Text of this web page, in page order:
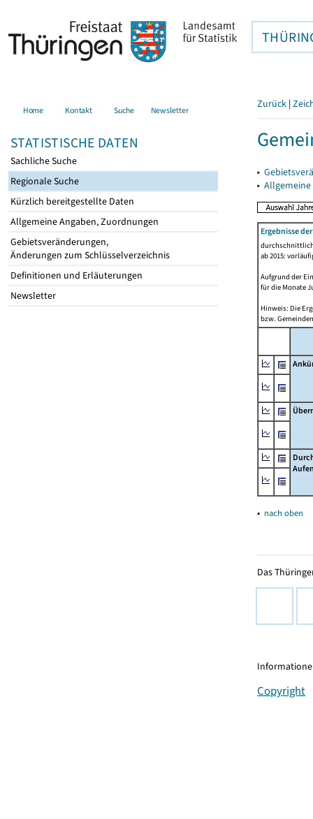
Home Kontakt Suche Newsletter
STATISTISCHE DATEN
Sachliche Suche
Regionale Suche
Kürzlich bereitgestellte Daten
Allgemeine Angaben, Zuordnungen
Gebietsveränderungen,
Änderungen zum Schlüsselverzeichnis
Definitionen und Erläuterungen
Newsletter
Zurück |
▸
▸
Ergebnisse
ab 2015:
Aufgrund der
für die Monate
Hinweis: Die
bzw.
▴ nach oben
Das
Copyright